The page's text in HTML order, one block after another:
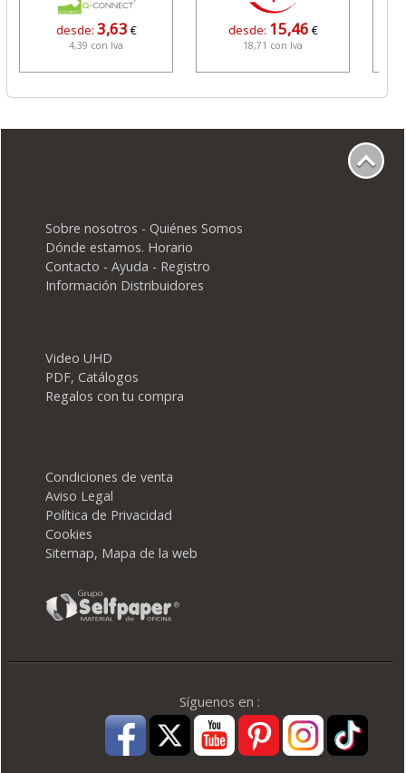
desde: 3,63 €
4,39 con Iva
desde: 15,46 €
18,71 con Iva
Sobre nosotros - Quiénes Somos
Dónde estamos. Horario
Contacto - Ayuda - Registro
Información Distribuidores
Video UHD
PDF, Catálogos
Regalos con tu compra
Condiciones de venta
Aviso Legal
Política de Privacidad
Cookies
Sitemap, Mapa de la web
Síguenos en :